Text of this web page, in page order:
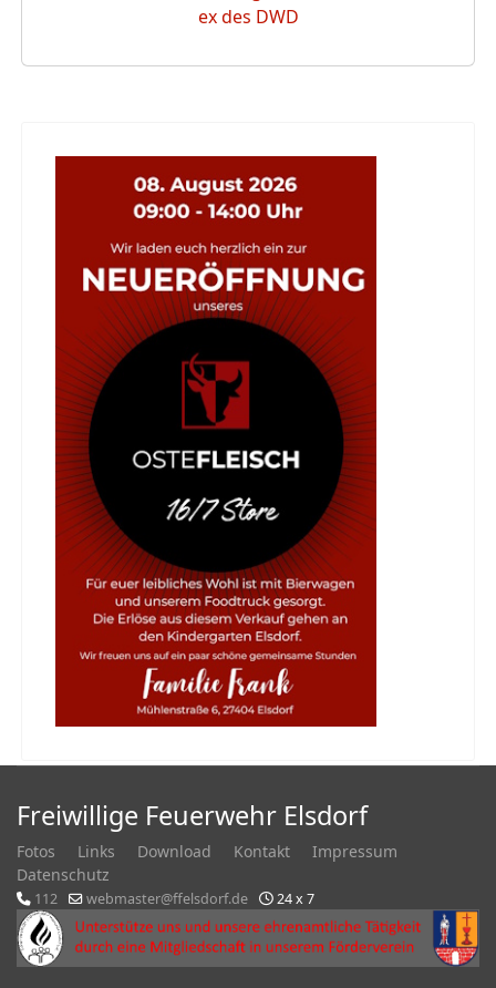
Freiwillige Feuerwehr Elsdorf
Fotos Links Download Kontakt
Impressum
Datenschutz
112 webmaster@ffelsdorf.de 24 x 7